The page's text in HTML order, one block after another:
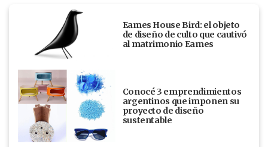
Eames House Bird: el objeto
de diseño de culto que cautivó
al matrimonio Eames
Conocé 3 emprendimientos
argentinos que imponen su
proyecto de diseño
sustentable